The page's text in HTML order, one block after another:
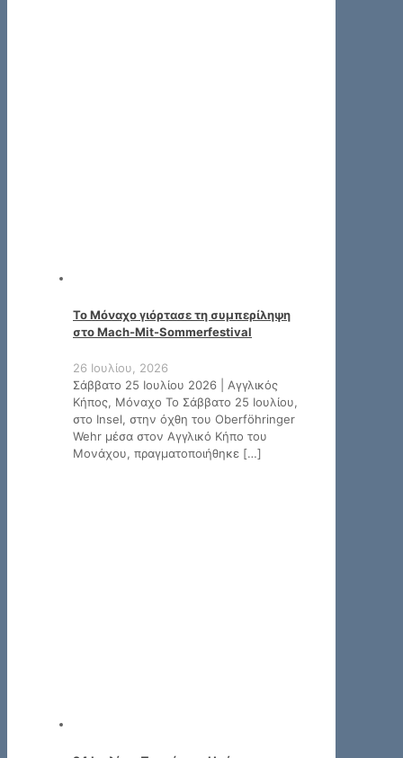
Το Μόναχο γιόρτασε τη συμπερίληψη
στο Mach-Mit-Sommerfestival
26 Ιουλίου, 2026
Σάββατο 25 Ιουλίου 2026 | Αγγλικός
Κήπος, Μόναχο Το Σάββατο 25 Ιουλίου,
στο Insel, στην όχθη του Oberföhringer
Wehr μέσα στον Αγγλικό Κήπο του
Μονάχου, πραγματοποιήθηκε […]